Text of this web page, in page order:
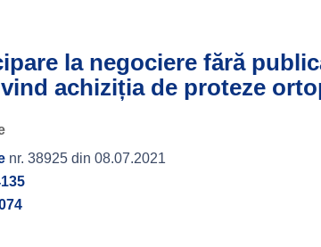
la negociere fără
achiziția de proteze
nr. 38925 din 08.07.2021